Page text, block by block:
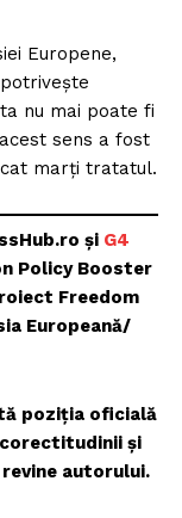
Europene,
nu mai poate fi
sens a fost
marți tratatul.
și G4
Policy Booster
Freedom
Europeană/
poziția oficială
corectitudinii și
autorului.